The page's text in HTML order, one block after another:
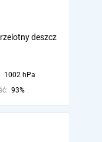
deszcz
1002 hPa
93%